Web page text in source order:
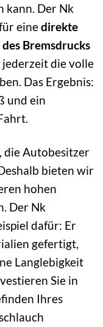
kann. Der Nk
einedirekte
Bremsdrucks
jederzeit die volle
Das Ergebnis:
und ein
die Autobesitzer
bieten wir
hohen
Der Nk
dafür: Er
gefertigt,
Langlebigkeit
Sie in
Ihres